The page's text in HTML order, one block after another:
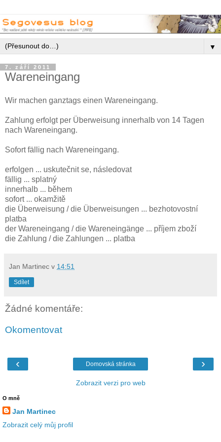
▼
7. září 2011
Wareneingang
Wir machen ganztags einen Wareneingang.
Zahlung erfolgt per Überweisung innerhalb von 14 Tagen
nach Wareneingang.
Sofort fällig nach Wareneingang.
erfolgen ... uskutečnit se, následovat
fällig ... splatný
innerhalb ... během
sofort ... okamžitě
die Überweisung / die Überweisungen ... bezhotovostní
platba
der Wareneingang / die Wareneingänge ... příjem zboží
die Zahlung / die Zahlungen ... platba
Jan Martinec v 14:51
Sdílet
Žádné komentáře:
Okomentovat
‹ ›
Domovská stránka
Zobrazit verzi pro web
O mně
Jan Martinec
Zobrazit celý můj profil